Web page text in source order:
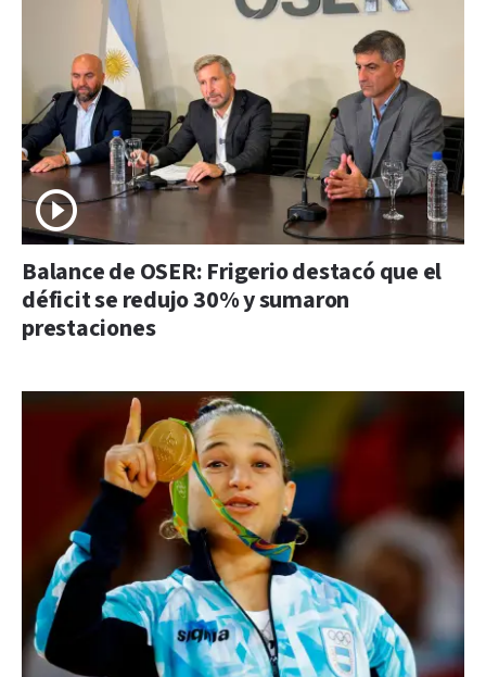
Balance de OSER: Frigerio destacó que el
déficit se redujo 30% y sumaron
prestaciones